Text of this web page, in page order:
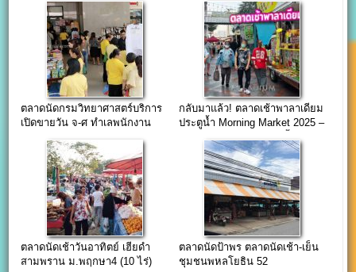
ตลาดนัดกรมวิทยาศาสตร์บริการ
เปิดขายวัน จ-ศ ทำเลพนักงาน
กลับมาแล้ว! ตลาดเช้าพาลาเดียม
ประตูน้ำ Morning Market 2025 –
ตลาดนัดแนวใหม่ อร่อยตั้งแต่ตี
ตลาดนัดเช้าวันอาทิตย์ เฮียดำ
สามพราน ม.พฤกษา4 (10 ไร่)
ตลาดนัดป้าพร ตลาดนัดเช้า-เย็น
ชุมชนพหลโยธิน 52